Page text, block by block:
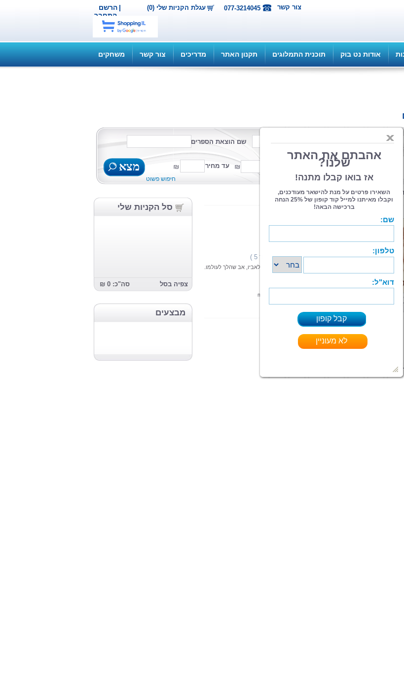
הרשם |
התחבר
עגלת הקניות שלי (0) 077-3214045 צור קשר
אודות נט בוק תוכנית התמלוגים תקנון האתר מדריכים צור קשר משחקים
שם המחבר שם הוצאת הספרים
עד מחיר
קטגוריה
פורמט מצא
חיפוש פשוט
סל הקניות שלי
צפיה בסל סה"כ: 0 ₪
מבצעים
דירוג:
(2 מדרגים,ניקוד 5 )
מסע רגיש חושפני וכואב המלווה בדו-שיח בין בן לאביו, אב שהלך לעולמו.
קרא עוד > > >
mp3